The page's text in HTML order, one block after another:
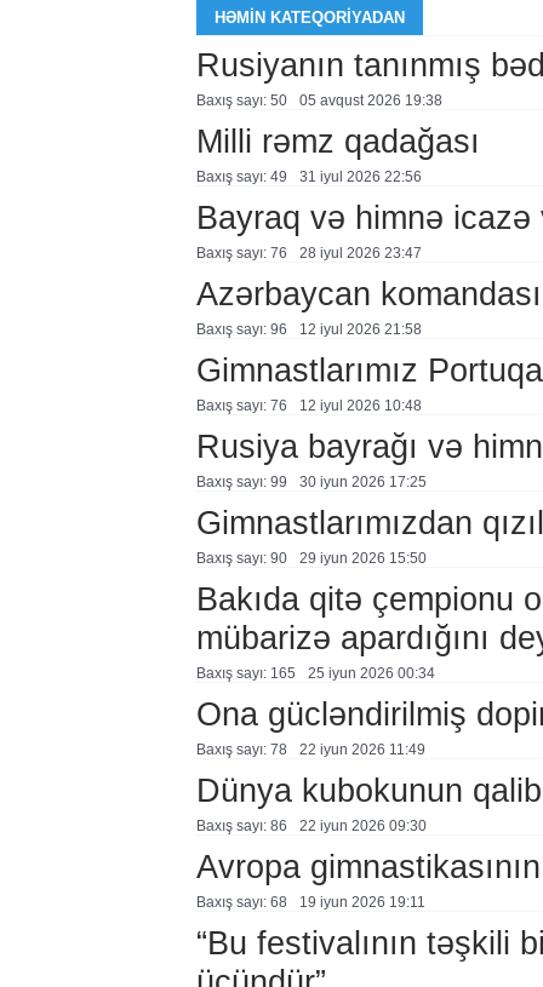
HƏMIN KATEQORIYADAN
Rusiyanın tanınmış
Baxış sayı: 50 05 avqust 2026 19:38
Milli rəmz qadağası
Baxış sayı: 49 31 i̇yul 2026 22:56
Bayraq və himnə icazə
Baxış sayı: 76 28 i̇yul 2026 23:47
Azərbaycan
Baxış sayı: 96 12 i̇yul 2026 21:58
Gimnastlarımız
Baxış sayı: 76 12 i̇yul 2026 10:48
Rusiya bayrağı və
Baxış sayı: 99 30 i̇yun 2026 17:25
Gimnastlarımızdan
Baxış sayı: 90 29 i̇yun 2026 15:50
Bakıda qitə çempionu
mübarizə apardığını
Baxış sayı: 165 25 i̇yun 2026 00:34
Ona gücləndirilmiş
Baxış sayı: 78 22 i̇yun 2026 11:49
Dünya kubokunun
Baxış sayı: 86 22 i̇yun 2026 09:30
Avropa
Baxış sayı: 68 19 i̇yun 2026 19:11
“Bu festivalının təşkili